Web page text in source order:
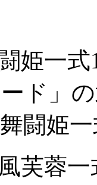
姫一式
ード」
闘姫
芙蓉一